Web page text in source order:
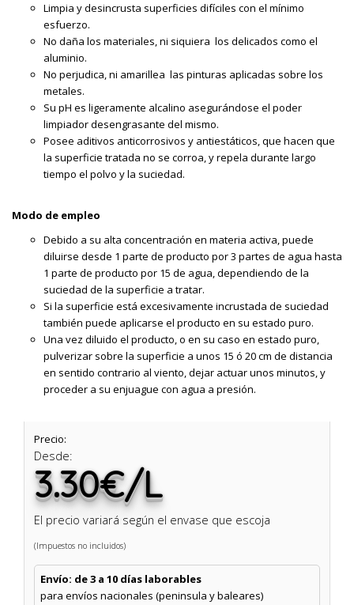
Limpia y desincrusta superficies difíciles con el mínimo
esfuerzo.
No daña los materiales, ni siquiera los delicados como el
aluminio.
No perjudica, ni amarillea las pinturas aplicadas sobre los
metales.
Su pH es ligeramente alcalino asegurándose el poder
limpiador desengrasante del mismo.
Posee aditivos anticorrosivos y antiestáticos, que hacen que
la superficie tratada no se corroa, y repela durante largo
tiempo el polvo y la suciedad.
Modo de empleo
Debido a su alta concentración en materia activa, puede
diluirse desde 1 parte de producto por 3 partes de agua hasta
1 parte de producto por 15 de agua, dependiendo de la
suciedad de la superficie a tratar.
Si la superficie está excesivamente incrustada de suciedad
también puede aplicarse el producto en su estado puro.
Una vez diluido el producto, o en su caso en estado puro,
pulverizar sobre la superficie a unos 15 ó 20 cm de distancia
en sentido contrario al viento, dejar actuar unos minutos, y
proceder a su enjuague con agua a presión.
Precio:
Desde:
3.30€/L
El precio variará según el envase que escoja
(Impuestos no incluidos)
Envío: de 3 a 10 días laborables
para envíos nacionales (peninsula y baleares)